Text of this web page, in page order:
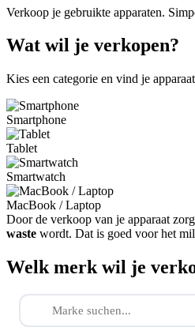
Verkoop je gebruikte apparaten.
Wat wil je verkopen?
Kies een categorie en vind je apparaat
Smartphone
Tablet
Smartwatch
MacBook / Laptop
Door de verkoop van je apparaat
waste wordt. Dat is goed voor het
Welk merk wil je